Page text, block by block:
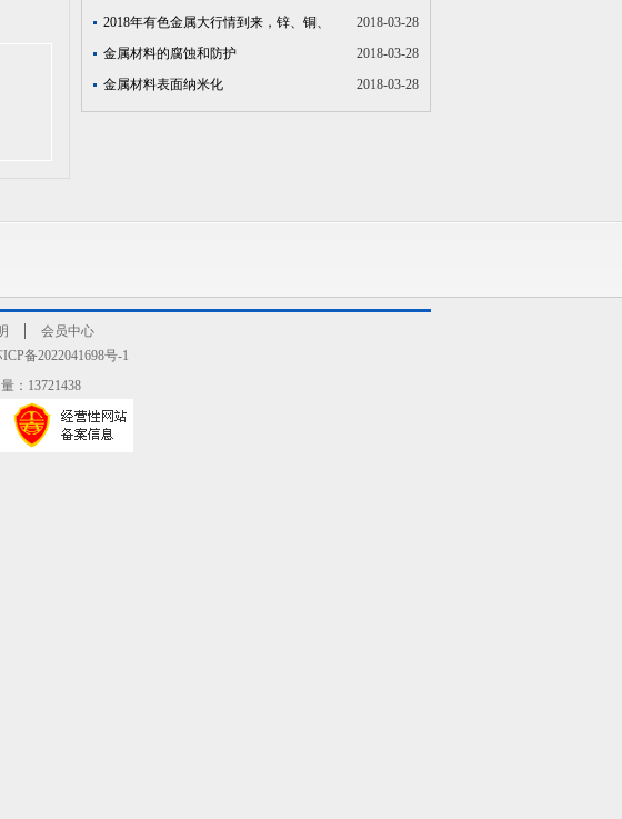
2018-03-28
2018年有色金属大行情到来，锌、铜、
2018-03-28
金属材料的腐蚀和防护
2018-03-28
金属材料表面纳米化
会员中心
备2022041698号-1
：13721438